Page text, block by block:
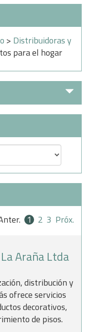
> Distribuidoras y
para el hogar
1 2 3 Próx.
Araña Ltda
distribución y
ofrece servicios
decorativos,
de pisos.